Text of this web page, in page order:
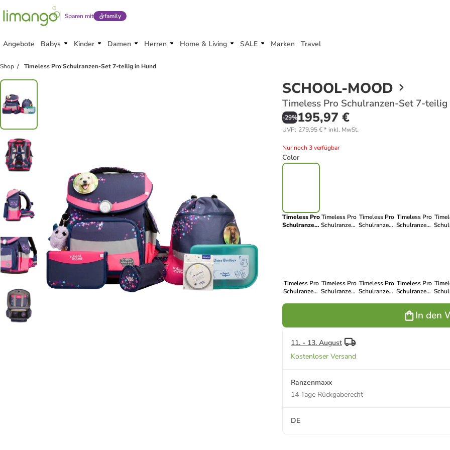
Sparen mit family
Angebote Babys Kinder Damen Herren Home & Living SALE Marken Travel
Shop Timeless Pro Schulranzen-Set 7-teilig in Hund
SCHOOL-MOOD
Timeless Pro Schulranzen-Set 7-
-29%195,97 €
UVP: 279,95 €* inkl. MwSt.
Nur noch 3 verfügbar
Color
Timeless Pro
Schulranzen-
Timeless Pro
Schulranzen-
Timeless Pro
Schulranzen-
Timeless Pro
Schulranzen-
Timeless Pro
Schulranzen-
Timeless Pro
Schulranzen-
Timeless Pro
Schulranzen-
Timeless Pro
Schulranzen-
In den
11. - 13. August
Kostenloser Versand
Ranzenmaxx
14 Tage Rückgaberecht
DE